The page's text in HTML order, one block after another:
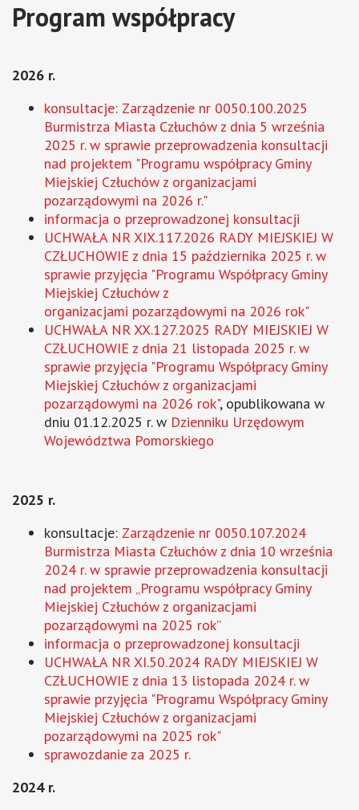
Program współpracy
2026 r.
konsultacje: Zarządzenie nr 0050.100.2025
Burmistrza Miasta Człuchów z dnia 5 września
2025 r. w sprawie przeprowadzenia konsultacji
nad projektem "Programu współpracy Gminy
Miejskiej Człuchów z organizacjami
pozarządowymi na 2026 r."
informacja o przeprowadzonej konsultacji
UCHWAŁA NR XIX.117.2026 RADY MIEJSKIEJ W
CZŁUCHOWIE z dnia 15 października 2025 r. w
sprawie przyjęcia "Programu Współpracy Gminy
Miejskiej Człuchów z
organizacjami pozarządowymi na 2026 rok"
UCHWAŁA NR XX.127.2025 RADY MIEJSKIEJ W
CZŁUCHOWIE z dnia 21 listopada 2025 r. w
sprawie przyjęcia "Programu Współpracy Gminy
Miejskiej Człuchów z organizacjami
pozarządowymi na 2026 rok", opublikowana w
dniu 01.12.2025 r. w Dzienniku Urzędowym
Województwa Pomorskiego
2025 r.
konsultacje: Zarządzenie nr 0050.107.2024
Burmistrza Miasta Człuchów z dnia 10 września
2024 r. w sprawie przeprowadzenia konsultacji
nad projektem „Programu współpracy Gminy
Miejskiej Człuchów z organizacjami
pozarządowymi na 2025 rok”
informacja o przeprowadzonej konsultacji
UCHWAŁA NR XI.50.2024 RADY MIEJSKIEJ W
CZŁUCHOWIE z dnia 13 listopada 2024 r. w
sprawie przyjęcia "Programu Współpracy Gminy
Miejskiej Człuchów z organizacjami
pozarządowymi na 2025 rok"
sprawozdanie za 2025 r.
2024 r.